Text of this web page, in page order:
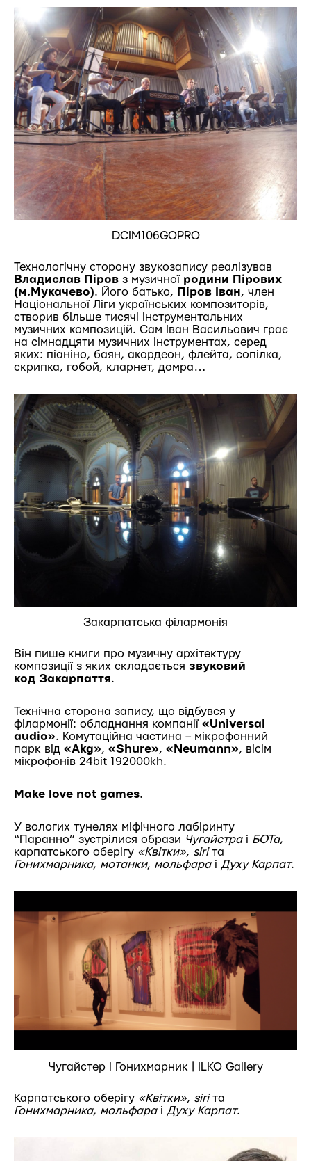
DCIM106GOPRO
Технологічну сторону звукозапису реалізував
Владислав Піров з музичної родини Пірових
(м.Мукачево). Його батько, Піров Іван, член
Національної Ліги українських композиторів,
створив більше тисячі інструментальних
музичних композицій. Сам Іван Васильович грає
на сімнадцяти музичних інструментах, серед
яких: піаніно, баян, акордеон, флейта, сопілка,
скрипка, гобой, кларнет, домра…
Закарпатська філармонія
Він пише книги про музичну архітектуру
композиції з яких складається звуковий
код Закарпаття.
Технічна сторона запису, що відбувся у
філармонії: обладнання компанії «Universal
audio». Комутаційна частина – мікрофонний
парк від «Akg», «Shure», «Neumann», вісім
мікрофонів 24bit 192000kh.
Make love not games.
У вологих тунелях міфічного лабіринту
“Паранно” зустрілися образи Чугайстраі БОТа,
карпатського оберігу «Квітки», siriта
Гонихмарника, мотанки, мольфараі Духу Карпат.
Чугайстер і Гонихмарник | ILKO Gallery
Карпатського оберігу «Квітки», siriта
Гонихмарника, мольфараі Духу Карпат.